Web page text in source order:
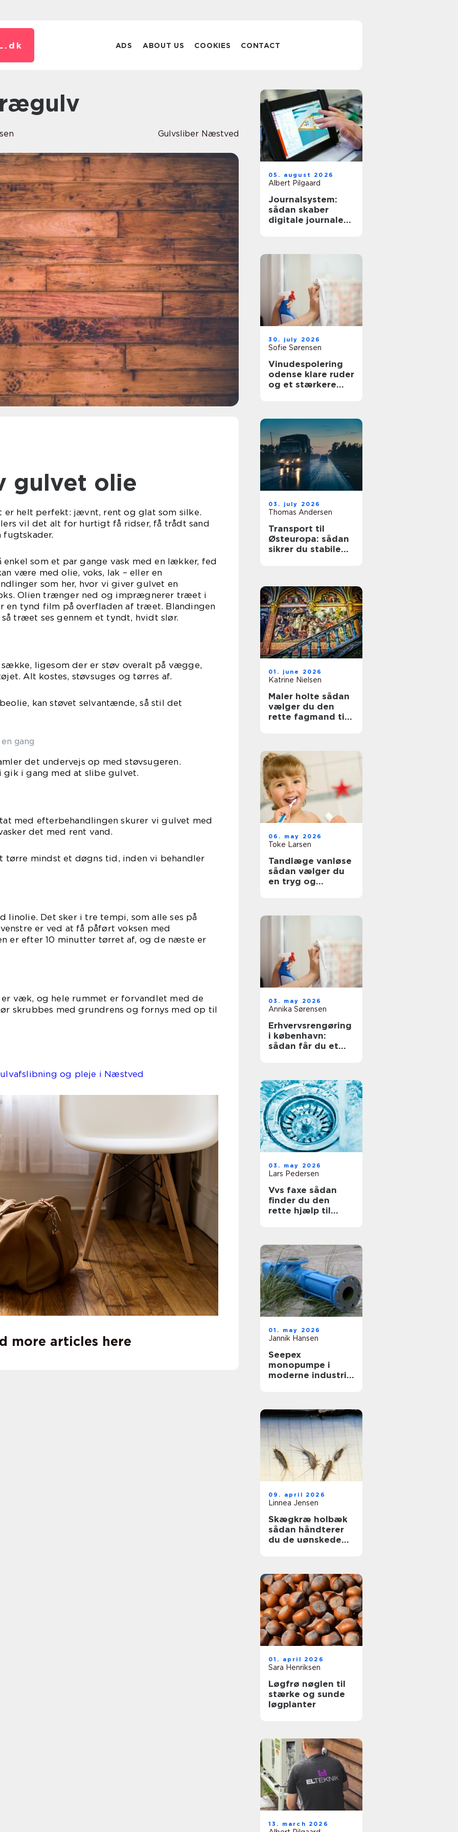
dk ADS ABOUT US COOKIES CONTACT
Gulvsliber Næstved
gulvet olie
er helt perfekt: jævnt, rent og glat som silke.
vil det alt for hurtigt få ridser, få trådt sand
enkel som et par gange vask med en lækker, fed
være med olie, voks, lak – eller en
som her, hvor vi giver gulvet en
Olien trænger ned og imprægnerer træet i
en tynd film på overfladen af træet. Blandingen
træet ses gennem et tyndt, hvidt slør.
sække, ligesom der er støv overalt på vægge,
Alt kostes, støvsuges og tørres af.
kan støvet selvantænde, så stil det
gang
det undervejs op med støvsugeren.
i gang med at slibe gulvet.
med efterbehandlingen skurer vi gulvet med
det med rent vand.
tørre mindst et døgns tid, inden vi behandler
linolie. Det sker i tre tempi, som alle ses på
er ved at få påført voksen med
er efter 10 minutter tørret af, og de næste er
væk, og hele rummet er forvandlet med de
skrubbes med grundrens og fornys med op til
og pleje i Næstved
more articles here
05. august 2026
Albert Pilgaard
Journalsystem:
sådan skaber
digitale journaler
30. july 2026
Sofie Sørensen
Vinudespolering
odense klare ruder
og et stærkere
03. july 2026
Thomas Andersen
Transport til
Østeuropa: sådan
sikrer du stabile
01. june 2026
Katrine Nielsen
Maler holte sådan
vælger du den
rette fagmand til
06. may 2026
Toke Larsen
Tandlæge vanløse
sådan vælger du
en tryg og
03. may 2026
Annika Sørensen
Erhvervsrengøring
i københavn:
sådan får du et
03. may 2026
Lars Pedersen
Vvs faxe sådan
finder du den
rette hjælp til
01. may 2026
Jannik Hansen
Seepex
monopumpe i
moderne industri:
09. april 2026
Linnea Jensen
Skægkræ holbæk
sådan håndterer
du de uønskede
01. april 2026
Sara Henriksen
Løgfrø nøglen til
stærke og sunde
løgplanter
13. march 2026